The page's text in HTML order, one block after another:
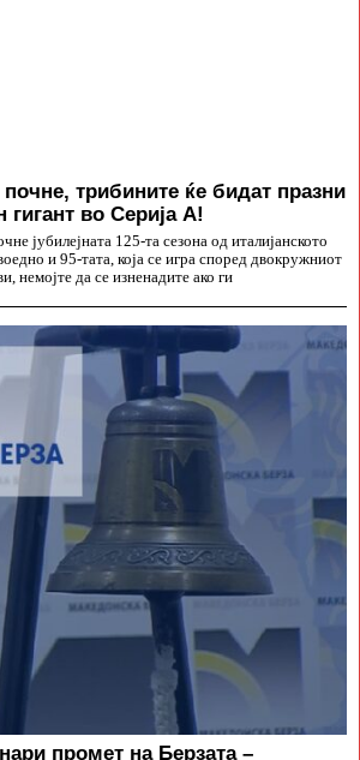
почне, трибините ќе бидат празни
гигант во Серија А!
јубилејната 125-та сезона од италијанското
и 95-тата, која се игра според двокружниот
немојте да се изненадите ако ги
промет на Берзата –